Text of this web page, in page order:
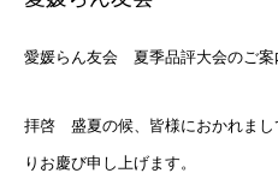
愛媛らん友会 夏季品評大会のご案
拝啓 盛夏の候、皆様におかれまし
りお慶び申し上げます。